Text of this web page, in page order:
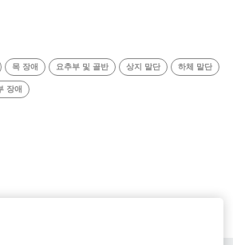
목 장애 요추부 및 골반 상지 말단 하체 말단
장애